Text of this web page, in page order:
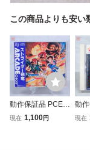
この商品よりも安い
動作保証品 PCE P
Cエンジン ARCA
現在 1,100円
動
Cエ
現在